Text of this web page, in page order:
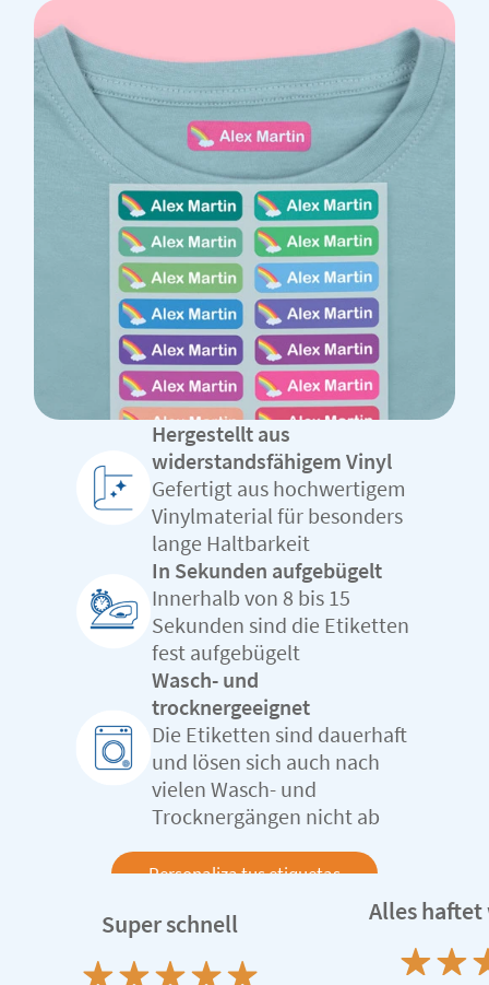
Hergestellt aus
widerstandsfähigem Vinyl
Gefertigt aus hochwertigem
Vinylmaterial für besonders
lange Haltbarkeit
In Sekunden aufgebügelt
Innerhalb von 8 bis 15
Sekunden sind die Etiketten
fest aufgebügelt
Wasch- und
trocknergeeignet
Die Etiketten sind dauerhaft
und lösen sich auch nach
vielen Wasch- und
Trocknergängen nicht ab
Personaliza tus etiquetas
Super schnell Alles